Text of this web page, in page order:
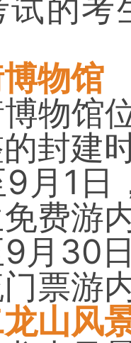
试的考
物馆
物馆
封建
月1日
费游
月30
票游
山风